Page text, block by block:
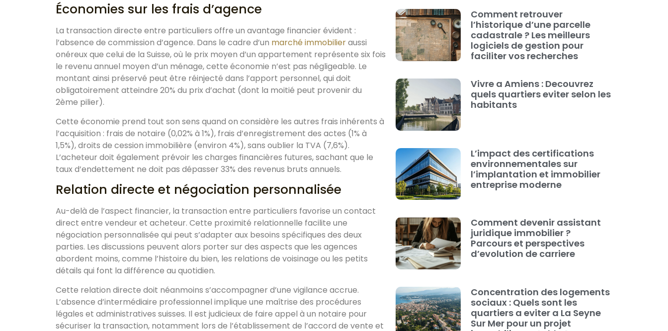
Économies sur les frais d’agence
La transaction directe entre particuliers offre un avantage financier évident :
l’absence de commission d’agence. Dans le cadre d’un marché immobilieraussi
onéreux que celui de la Suisse, où le prix moyen d’un appartement représente six fois
le revenu annuel moyen d’un ménage, cette économie n’est pas négligeable. Le
montant ainsi préservé peut être réinjecté dans l’apport personnel, qui doit
obligatoirement atteindre 20% du prix d’achat (dont la moitié peut provenir du
2ème pilier).
Cette économie prend tout son sens quand on considère les autres frais inhérents à
l’acquisition : frais de notaire (0,02% à 1%), frais d’enregistrement des actes (1% à
1,5%), droits de cession immobilière (environ 4%), sans oublier la TVA (7,6%).
L’acheteur doit également prévoir les charges financières futures, sachant que le
taux d’endettement ne doit pas dépasser 33% des revenus bruts annuels.
Relation directe et négociation personnalisée
Au-delà de l’aspect financier, la transaction entre particuliers favorise un contact
direct entre vendeur et acheteur. Cette proximité relationnelle facilite une
négociation personnalisée qui peut s’adapter aux besoins spécifiques des deux
parties. Les discussions peuvent alors porter sur des aspects que les agences
abordent moins, comme l’histoire du bien, les relations de voisinage ou les petits
détails qui font la différence au quotidien.
Cette relation directe doit néanmoins s’accompagner d’une vigilance accrue.
L’absence d’intermédiaire professionnel implique une maîtrise des procédures
légales et administratives suisses. Il est judicieux de faire appel à un notaire pour
sécuriser la transaction, notamment lors de l’établissement de l’accord de vente et
Comment retrouver
l’historique d’une parcelle
cadastrale ? Les meilleurs
logiciels de gestion pour
faciliter vos recherches
Vivre a Amiens : Decouvrez
quels quartiers eviter selon les
habitants
L’impact des certifications
environnementales sur
l’implantation et immobilier
entreprise moderne
Comment devenir assistant
juridique immobilier ?
Parcours et perspectives
d’evolution de carriere
Concentration des logements
sociaux : Quels sont les
quartiers a eviter a La Seyne
Sur Mer pour un projet